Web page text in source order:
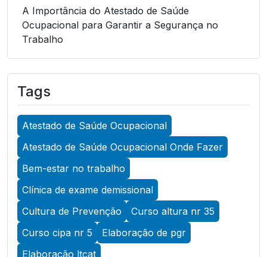
A Importância do Atestado de Saúde
Ocupacional para Garantir a Segurança no
Trabalho
A Importância do Atestado de Saúde
Ocupacional para Garantir a Segurança no
Trabalho
A Importância do Atestado de Saúde
Ocupacional para Promover a Segurança no
Trabalho
A Importância do Exame Admissional para
Garantir a Saúde Ocupacional Eficiente
A Importância do Exame ASO para Garantir a
Saúde Ocupacional Eficiente
A Importância do Exame de Acuidade Visual
Tags
Atestado de Saúde Ocupacional
Atestado de Saúde Ocupacional Onde Fazer
Bem-estar no trabalho
Clínica de exame demissional
Cultura de Prevenção
Curso altura nr 35
Curso cipa nr 5
Elaboração de pgr
Elaboração ltcat